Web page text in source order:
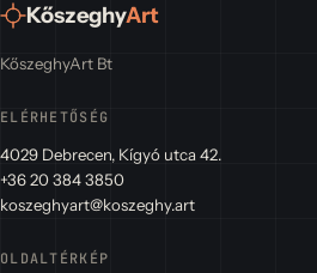
KőszeghyArt
KőszeghyArt Bt
ELÉRHETŐSÉG
4029 Debrecen, Kígyó utca 42.
+36 20 384 3850
koszeghyart@koszeghy.art
OLDALTÉRKÉP